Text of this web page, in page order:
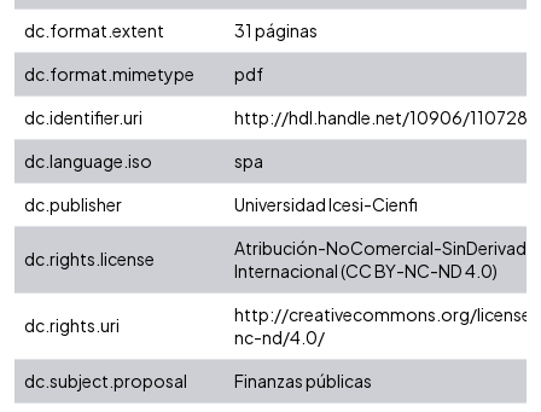
dc.format.extent
31 páginas
dc.format.mimetype
pdf
dc.identifier.uri
http://hdl.handle.net/10906/110728
dc.language.iso
spa
dc.publisher
Universidad Icesi-Cienfi
dc.rights.license
Atribución-NoComercial-
Internacional (CC BY-NC-ND 4.0)
dc.rights.uri
http://creativecommons.org/
nc-nd/4.0/
dc.subject.proposal
Finanzas públicas